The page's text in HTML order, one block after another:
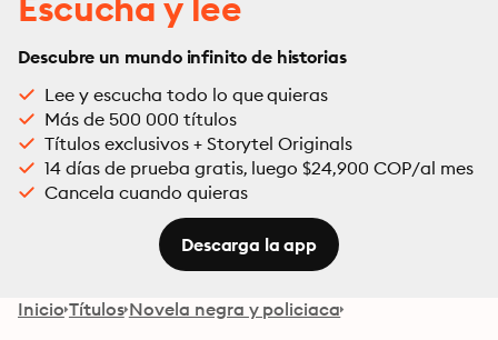
Descubre un mundo infinito de historias
Lee y escucha todo lo que quieras
Más de 500 000 títulos
Títulos exclusivos + Storytel Originals
14 días de prueba gratis, luego $24,900 COP/al mes
Cancela cuando quieras
Descarga la app
Inicio Títulos Novela negra y policiaca